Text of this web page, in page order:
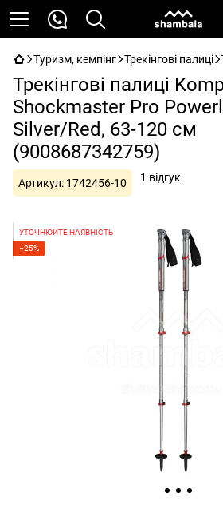
Туризм, кемпінг Трекінгові палиці
Трекінгові палиці
Shockmaster Pro
Silver/Red, 63-120 см
(9008687342759)
Артикул: 1742456-10 1 відгук
УТОЧНЮЙТЕ НАЯВНІСТЬ
−25%